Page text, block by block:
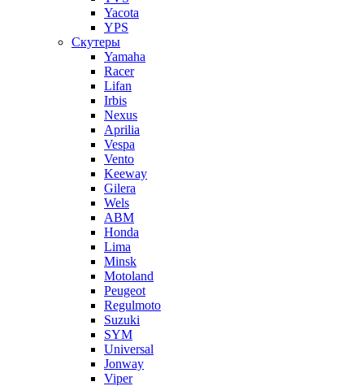
Yacota
YPS
Скутеры
Yamaha
Racer
Lifan
Irbis
Nexus
Aprilia
Vespa
Vento
Keeway
Gilera
Wels
ABM
Honda
Lima
Minsk
Motoland
Peugeot
Regulmoto
Suzuki
SYM
Universal
Jonway
Viper